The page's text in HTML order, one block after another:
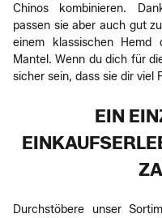
Chinos kombinieren.
passen sie aber auch gut
einem klassischen Hemd
Mantel. Wenn du dich für
sicher sein, dass sie dir viel
EIN
Durchstöbere unser